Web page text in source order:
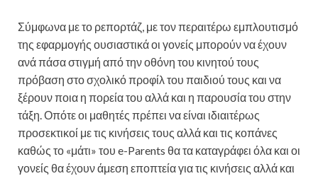
Σύμφωνα με το ρεπορτάζ, με τον περαιτέρω εμπλουτισμό
της εφαρμογής ουσιαστικά οι γονείς μπορούν να έχουν
ανά πάσα στιγμή από την οθόνη του κινητού τους
πρόβαση στο σχολικό προφίλ του παιδιού τους και να
ξέρουν ποια η πορεία του αλλά και η παρουσία του στην
τάξη. Οπότε οι μαθητές πρέπει να είναι ιδιαιτέρως
προσεκτικοί με τις κινήσεις τους αλλά και τις κοπάνες
καθώς το «μάτι» του e-Parents θα τα καταγράφει όλα και οι
γονείς θα έχουν άμεση εποπτεία για τις κινήσεις αλλά και